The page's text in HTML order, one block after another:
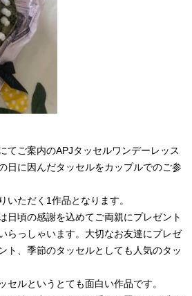
てご案内のAPJタッセルワンデーレッス
日に因んだタッセルをカップルでのご参
いただく1作品となります。
日頃の感謝を込めてご両親にプレゼント
らっしゃいます。大切なお友達にプレゼ
ト、季節のタッセルとしても人気のタッ
セルというとても面白い作品です。